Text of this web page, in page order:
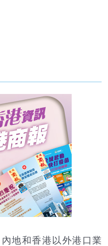
地和香港以外港口業